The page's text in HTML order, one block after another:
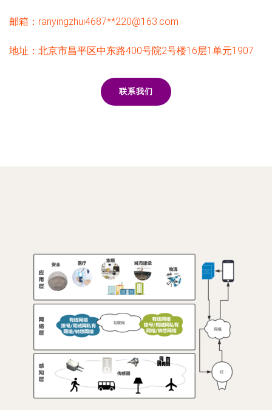
邮箱：ranyingzhui4687**220@163.com
地址：北京市昌平区中东路400号院2号楼16层1单元1907
联系我们